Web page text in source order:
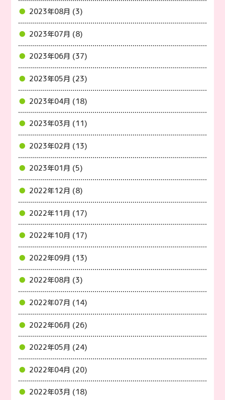
2023年08月 (3)
2023年07月 (8)
2023年06月 (37)
2023年05月 (23)
2023年04月 (18)
2023年03月 (11)
2023年02月 (13)
2023年01月 (5)
2022年12月 (8)
2022年11月 (17)
2022年10月 (17)
2022年09月 (13)
2022年08月 (3)
2022年07月 (14)
2022年06月 (26)
2022年05月 (24)
2022年04月 (20)
2022年03月 (18)